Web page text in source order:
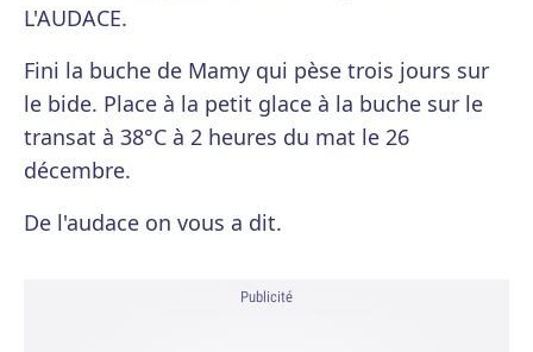
L'AUDACE.
Fini la buche de Mamy qui pèse trois jours sur
le bide. Place à la petit glace à la buche sur le
transat à 38°C à 2 heures du mat le 26
décembre.
De l'audace on vous a dit.
Publicité